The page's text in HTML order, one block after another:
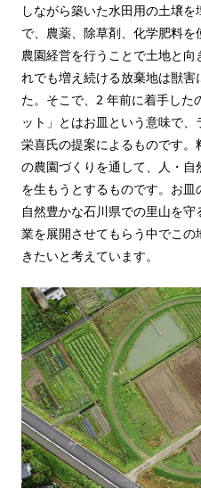
しながら築いた水田用の土壌
で、農薬、除草剤、化学肥料
農園経営を行うことで土地と
れでも増え続ける放棄地は獣
た。そこで、2 年前に着手した
ット」とはお皿という意味で
栄喜氏の提案によるものです
の農園づくりを通して、人・
を生もうとするものです。お
自然豊かな石川県での里山を
業を展開させてもらう中でこ
きたいと考えています。